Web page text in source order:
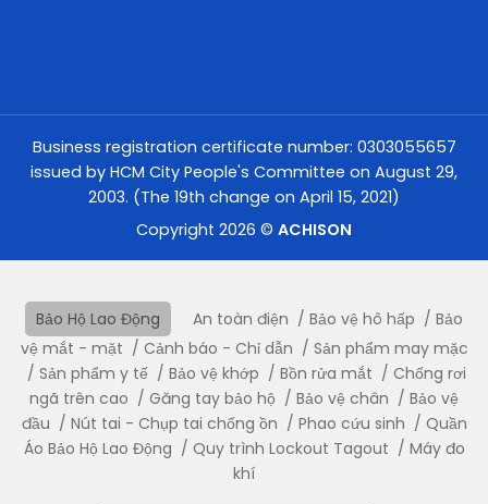
Business registration certificate number: 0303055657
issued by HCM City People's Committee on August 29,
2003. (The 19th change on April 15, 2021)
Copyright 2026 © ACHISON
Bảo Hộ Lao Động An toàn điện Bảo vệ hô hấp
Bảo
vệ mắt - mặt
Cảnh báo - Chỉ dẫn
Sản phẩm may mặc
Sản phẩm y tế
Bảo vệ khớp Bồn rửa mắt
Chống rơi
ngã trên cao
Găng tay bảo hộ Bảo vệ chân
Bảo vệ
đầu
Nút tai - Chụp tai chống ồn Phao cứu sinh
Quần
Áo Bảo Hộ Lao Động
Quy trình Lockout Tagout
Máy đo
khí